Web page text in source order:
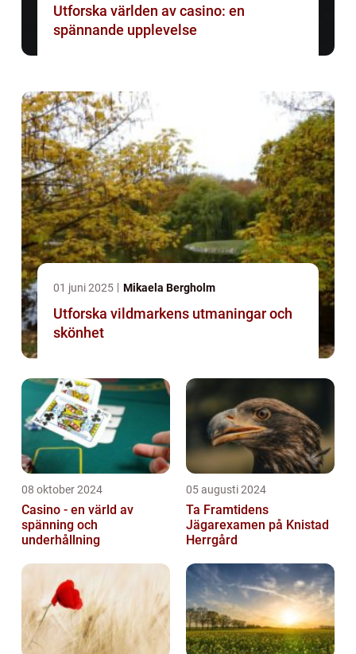
Utforska världen av casino: en
spännande upplevelse
01 juni 2025 Mikaela Bergholm
Utforska vildmarkens utmaningar och
skönhet
08 oktober 2024
Casino - en värld av
spänning och
underhållning
05 augusti 2024
Ta Framtidens
Jägarexamen på Knistad
Herrgård